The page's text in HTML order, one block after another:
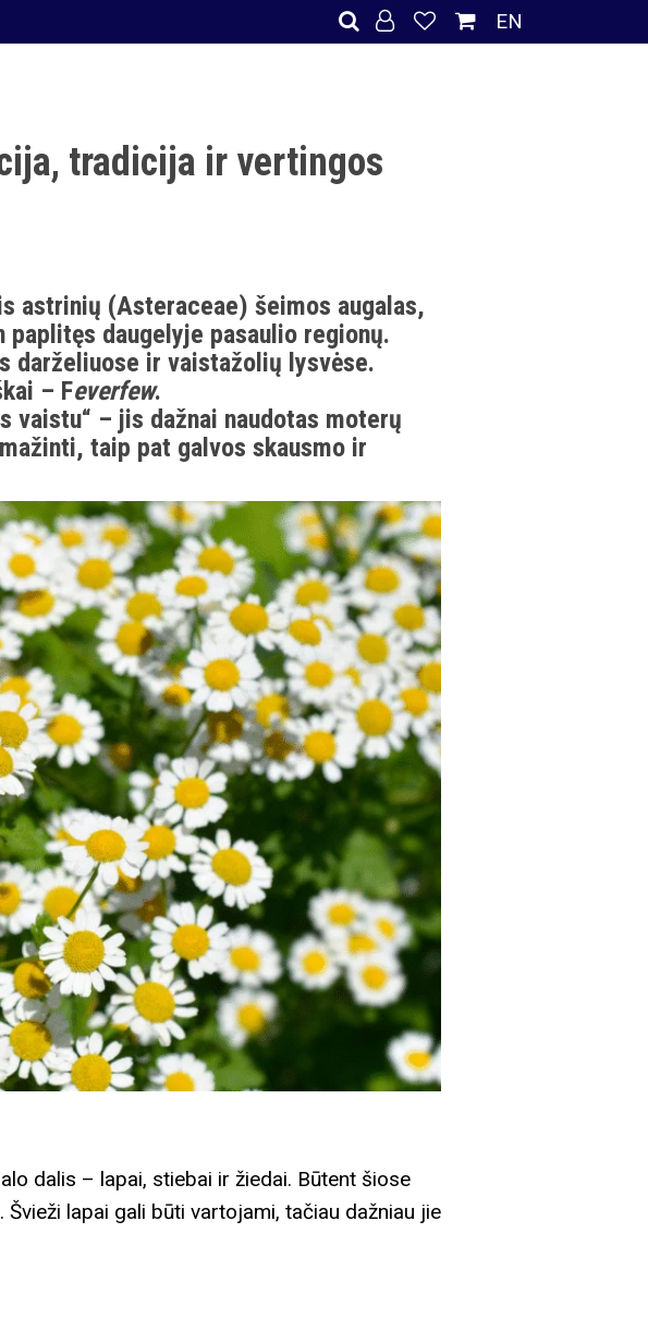
EN
tradicija ir vertingos
astrinių (Asteraceae) šeimos augalas,
daugelyje pasaulio regionų.
darželiuose ir vaistažolių lysvėse.
– Feverfew.
vaistu“ – jis dažnai naudotas moterų
taip pat galvos skausmo ir
dalis – lapai, stiebai ir žiedai. Būtent šiose
lapai gali būti vartojami, tačiau dažniau jie